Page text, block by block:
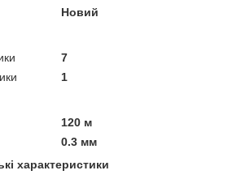
Новий
7
1
120 м
0.3 мм
характеристики